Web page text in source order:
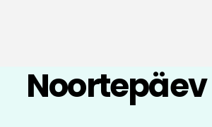
Noortepäev